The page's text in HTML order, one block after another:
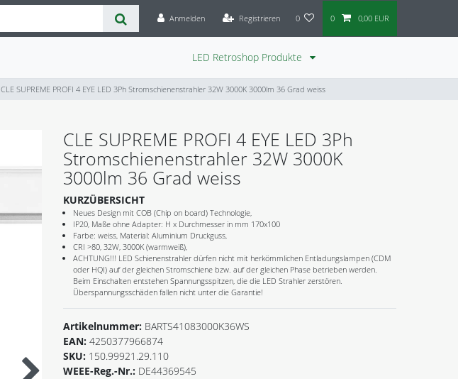
Anmelden Registrieren 0 0 0,00 EUR
LED Retroshop Produkte
CLE SUPREME PROFI 4 EYE LED 3Ph Stromschienenstrahler 32W 3000K 3000lm 36 Grad weiss
CLE SUPREME PROFI 4 EYE LED 3Ph
Stromschienenstrahler 32W 3000K
3000lm 36 Grad weiss
KURZÜBERSICHT
Neues Design mit COB (Chip on board) Technologie,
IP20, Maße ohne Adapter: H x Durchmesser in mm 170x100
Farbe: weiss, Material: Aluminium Druckguss,
CRI >80, 32W, 3000K (warmweiß),
ACHTUNG!!! LED Schienenstrahler dürfen nicht mit herkömmlichen Entladungslampen (CDM
oder HQI) auf der gleichen Stromschiene bzw. auf der gleichen Phase betrieben werden.
Beim Einschalten entstehen Spannungsspitzen, die die LED Strahler zerstören.
Überspannungsschäden fallen nicht unter die Garantie!
Artikelnummer: BARTS41083000K36WS
EAN: 4250377966874
SKU: 150.99921.29.110
WEEE-Reg.-Nr.: DE44369545